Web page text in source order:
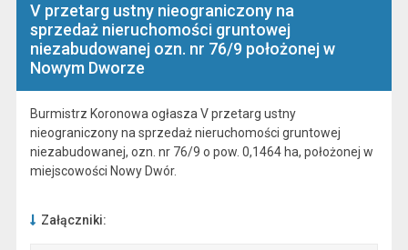
V przetarg ustny nieograniczony na
sprzedaż nieruchomości gruntowej
niezabudowanej ozn. nr 76/9 położonej w
Nowym Dworze
Burmistrz Koronowa ogłasza V przetarg ustny
nieograniczony na sprzedaż nieruchomości gruntowej
niezabudowanej, ozn. nr 76/9 o pow. 0,1464 ha, położonej w
miejscowości Nowy Dwór.
Załączniki: